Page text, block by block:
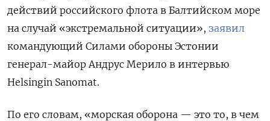
действий российского флота в Балтийском море
на случай «экстремальной ситуации», заявил
командующий Силами обороны Эстонии
генерал-майор Андрус Мерило в интервью
Helsingin Sanomat.
По его словам, «морская оборона — это то, в чем